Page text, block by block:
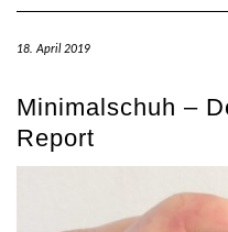
18. April 2019
Minimalschuh –
Report